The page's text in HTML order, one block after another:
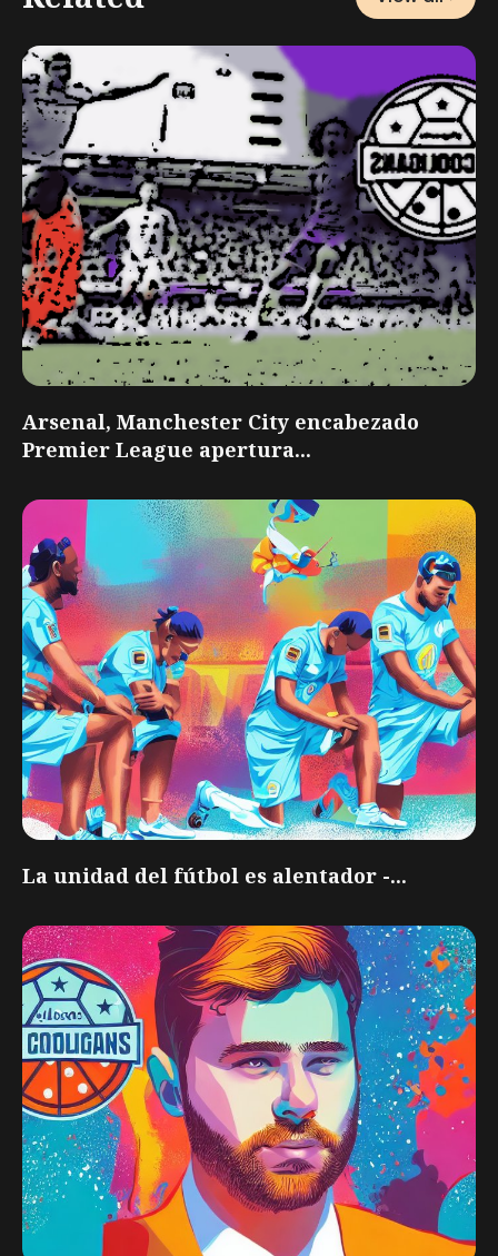
Arsenal, Manchester City encabezado
Premier League apertura...
La unidad del fútbol es alentador -...